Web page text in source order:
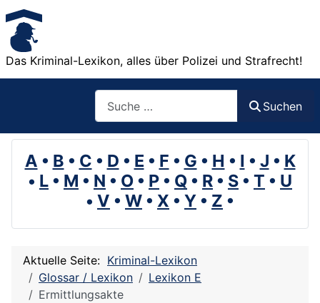
Das Kriminal-Lexikon, alles über Polizei und Strafrecht!
Suchen
A • B • C • D • E • F • G • H • I • J • K
• L • M • N • O • P • Q • R • S • T • U
• V • W • X • Y • Z •
Aktuelle Seite: Kriminal-Lexikon
Glossar / Lexikon
Lexikon E
Ermittlungsakte